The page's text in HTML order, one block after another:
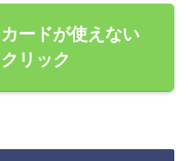
ードが使えない
リック